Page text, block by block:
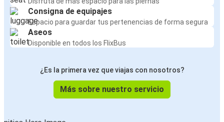
Consigna de equipajes
Espacio para guardar tus pertenencias de forma segura
Aseos
Disponible en todos los FlixBus
¿Es la primera vez que viajas con nosotros?
Más sobre nuestro servicio